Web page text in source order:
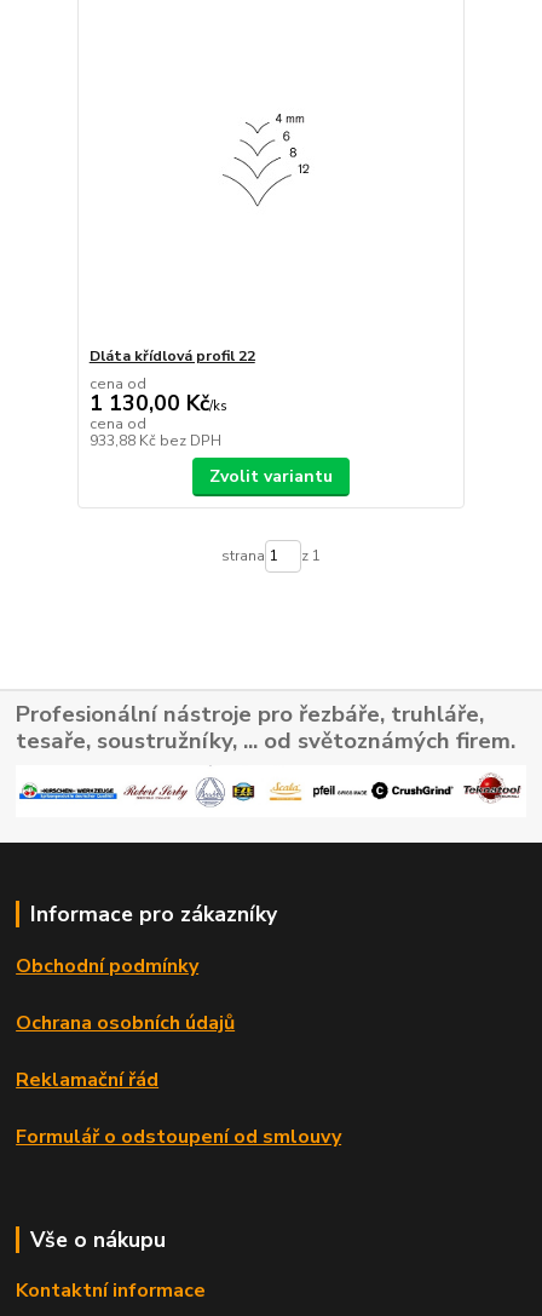
Dláta křídlová profil 22
cena od
1 130,00 Kč/ks
cena od
933,88 Kč bez DPH
Zvolit variantu
strana z 1
Profesionální nástroje pro řezbáře, truhláře,
tesaře, soustružníky, ... od světoznámých firem.
Informace pro zákazníky
Obchodní podmínky
Ochrana osobních údajů
Reklamační řád
Formulář o odstoupení od smlouvy
Vše o nákupu
Kontaktní informace